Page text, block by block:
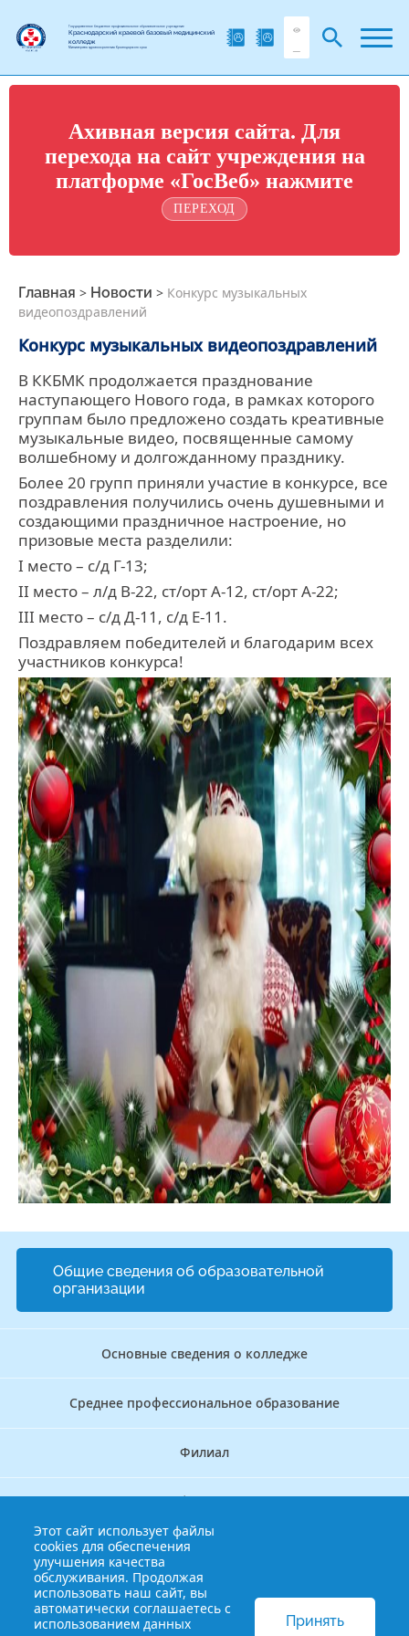
Государственное бюджетное профессиональное образовательное учреждение
Краснодарский краевой базовый медицинский
колледж
Министерства здравоохранения Краснодарского края
Ахивная версия сайта. Для
перехода на сайт учреждения на
платформе «ГосВеб» нажмите
ПЕРЕХОД
Главная > Новости > Конкурс музыкальных
видеопоздравлений
Конкурс музыкальных видеопоздравлений
В ККБМК продолжается празднование
наступающего Нового года, в рамках которого
группам было предложено создать креативные
музыкальные видео, посвященные самому
волшебному и долгожданному празднику.
Более 20 групп приняли участие в конкурсе, все
поздравления получились очень душевными и
создающими праздничное настроение, но
призовые места разделили:
I место – с/д Г-13;
II место – л/д В-22, ст/орт А-12, ст/орт А-22;
III место – с/д Д-11, с/д Е-11.
Поздравляем победителей и благодарим всех
участников конкурса!
Общие сведения об образовательной
организации
Основные сведения о колледже
Среднее профессиональное образование
Филиал
Дополнительное профессиональное образование
Аккредитационно — симуляционный центр
Бережливый колледж
Этот сайт использует файлы
cookies для обеспечения
улучшения качества
обслуживания. Продолжая
использовать наш сайт, вы
автоматически соглашаетесь с
использованием данных
Принять